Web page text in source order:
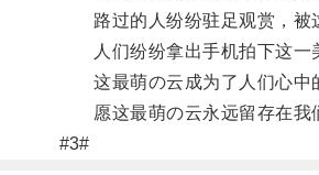
路过的人纷纷驻足观赏，被
人们纷纷拿出手机拍下这一
这最萌の云成为了人们心中的
愿这最萌の云永远留存在我
#3#